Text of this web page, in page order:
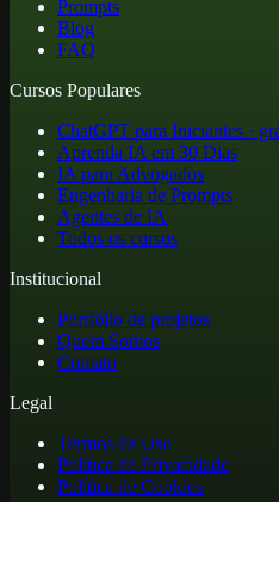
Prompts
Blog
FAQ
Cursos Populares
ChatGPT para Iniciantes ·
Aprenda IA em 30 Dias
IA para Advogados
Engenharia de Prompts
Agentes de IA
Todos os cursos
Institucional
Portfólio de projetos
Quem Somos
Contato
Legal
Termos de Uso
Política de Privacidade
Política de Cookies
Reembolso e Cancelamento